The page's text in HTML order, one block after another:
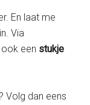
En laat me
Via
ook een stukje
Volg dan eens